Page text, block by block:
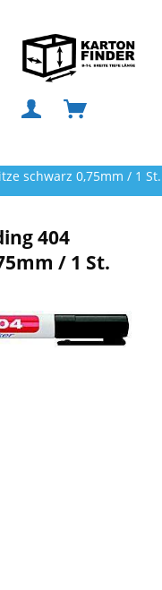
schwarz 0,75mm / 1 St.
404
/ 1 St.